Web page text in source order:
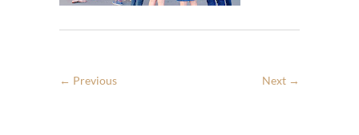
← Previous Next →